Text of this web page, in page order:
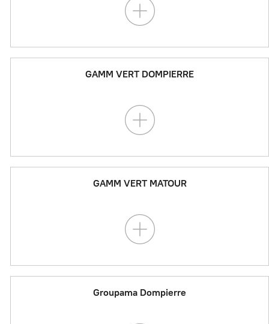
GAMM VERT DOMPIERRE
GAMM VERT MATOUR
Groupama Dompierre